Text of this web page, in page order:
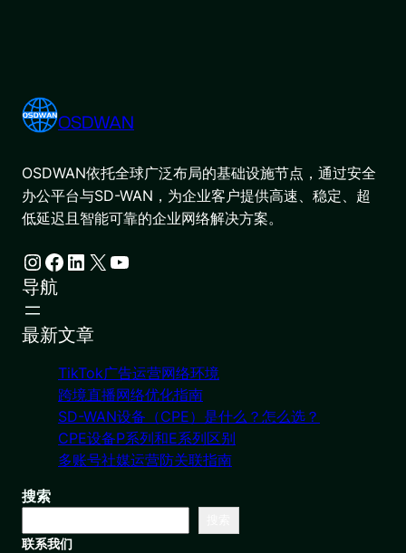
OSDWAN
OSDWAN依托全球广泛布局的基础设施节点，通过安全
办公平台与SD-WAN，为企业客户提供高速、稳定、超
低延迟且智能可靠的企业网络解决方案。
Instagram Facebook LinkedIn X YouTube
导航
最新文章
TikTok广告运营网络环境
跨境直播网络优化指南
SD-WAN设备（CPE）是什么？怎么选？
CPE设备P系列和E系列区别
多账号社媒运营防关联指南
搜索
联系我们